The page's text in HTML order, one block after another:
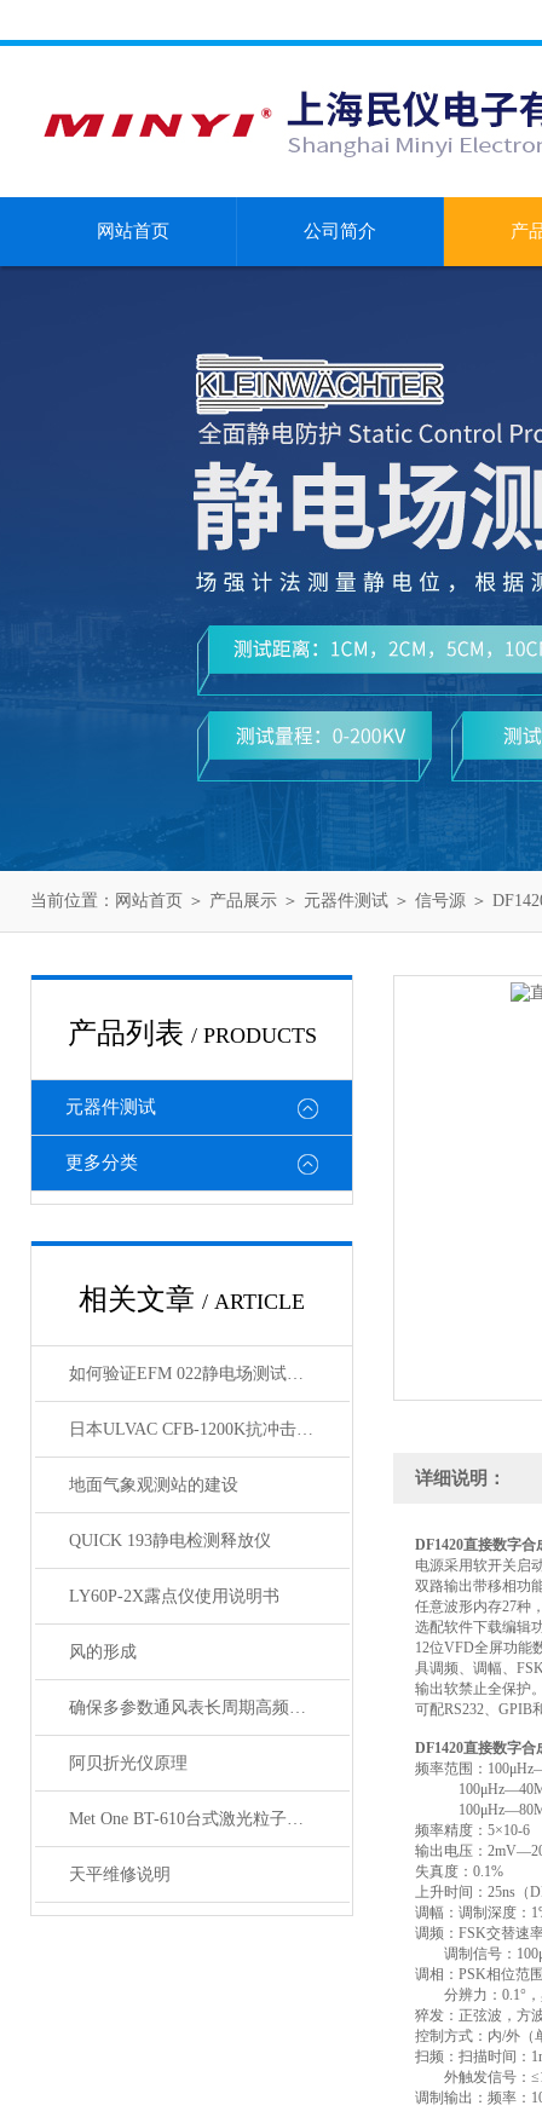
网站首页 公司简介 产
当前位置： 网站首页 ＞ 产品展示 ＞ 元器件测试 ＞ 信号源 ＞
产品列表 / PRODUCTS
元器件测试
更多分类
相关文章 / ARTICLE
如何验证EFM 022静电场测试仪精准“看见”静电？
日本ULVAC CFB-1200K抗冲击分子泵技术资料
地面气象观测站的建设
QUICK 193静电检测释放仪
LY60P-2X露点仪使用说明书
风的形成
确保多参数通风表长周期高频率使用下数据准确性的实操指南
阿贝折光仪原理
Met One BT-610台式激光粒子计数器技术参数
天平维修说明
详细说明：
DF1420直接数字
电源采用软开关启
双路输出带移相功
任意波形内存27种
选配软件下载编辑
12位VFD全屏功能
具调频、调幅、
输出软禁止全保护
可配RS232、GPIB
DF1420直接数字
频率范围：
频率精度：5×10-6
输出电压：
失真度：0.1%
上升时间：25ns（
调幅：调制深度：
调频：FSK交替速
调制信号：
调相：PSK相位范
分辨力：0.1°，
猝发：正弦波，方
控制方式：内/外（
扫频：扫描时间：
外触发信号：
调制输出：频率：